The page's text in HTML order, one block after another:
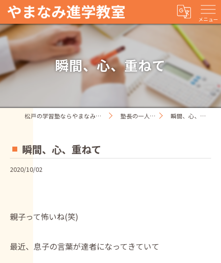
メニュー
瞬間、心、重ねて
松戸の学習塾ならやまなみ進学教室 塾長の一人ごと 瞬間、心、重ねて
瞬間、心、重ねて
2020/10/02
親子って怖いね(笑)
最近、息子の言葉が達者になってきていて